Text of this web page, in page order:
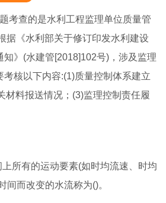
考查的是水利工程监理单位质量管
据《水利部关于修订印发水利建设
知》(水建管[2018]102号)，涉及监理
核以下内容:(1)质量控制体系建立
材料报送情况；(3)监理控制责任履
所有的运动要素(如时均流速、时均
间而改变的水流称为()。